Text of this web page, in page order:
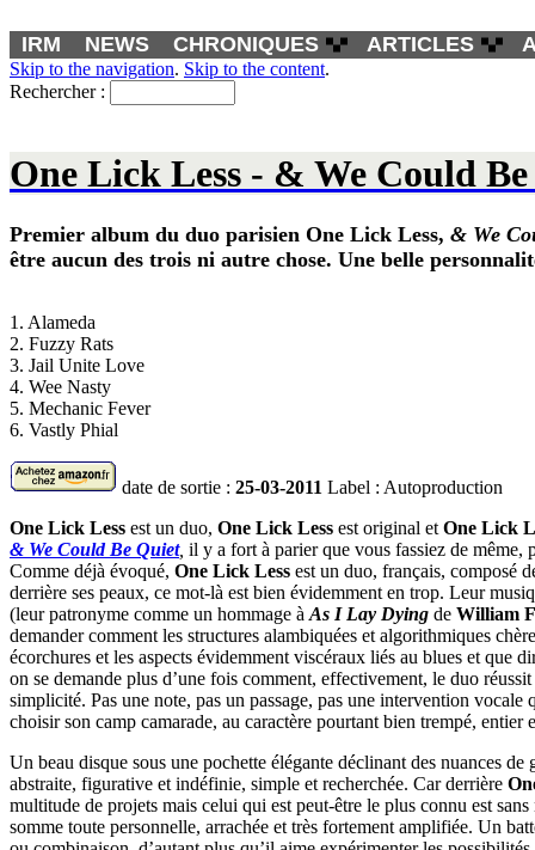
IRM NEWS CHRONIQUES ARTICLES
Skip to the navigation. Skip to the content.
Rechercher :
One Lick Less - & We Could
Premier album du duo parisien One Lick Less, & We
être aucun des trois ni autre chose. Une belle
1. Alameda
2. Fuzzy Rats
3. Jail Unite Love
4. Wee Nasty
5. Mechanic Fever
6. Vastly Phial
date de sortie : 25-03-2011 Label : Autoproduction
One Lick Less est un duo, One Lick Less est original etOne Lick
& We Could Be Quiet, il y a fort à parier que vous fassiez de même,
Comme déjà évoqué, One Lick Less est un duo, français, composé
derrière ses peaux, ce mot-là est bien évidemment en trop. Leur
(leur patronyme comme un hommage àAs I Lay Dying de William
demander comment les structures alambiquées et algorithmiques
écorchures et les aspects évidemment viscéraux liés au blues et que
on se demande plus d’une fois comment, effectivement, le duo
simplicité. Pas une note, pas un passage, pas une intervention
choisir son camp camarade, au caractère pourtant bien trempé, entier
Un beau disque sous une pochette élégante déclinant des nuances
abstraite, figurative et indéfinie, simple et recherchée. Car derrière
multitude de projets mais celui qui est peut-être le plus connu est
somme toute personnelle, arrachée et très fortement amplifiée. Un